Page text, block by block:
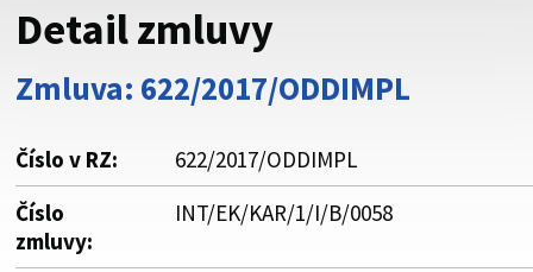
Buďte pozorní a vždy sa uistite, že zdieľate informácie iba
cez zabezpečenú webovú stránku. Zabezpečená stránka
vždy začína https:// pred názvom domény webového sídla.
Detail zmluvy
Zmluva: 622/2017/ODDIMPL
Číslo v RZ:
622/2017/ODDIMPL
Číslo
zmluvy:
INT/EK/KAR/1/I/B/0058